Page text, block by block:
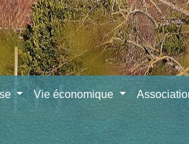
Vie économique